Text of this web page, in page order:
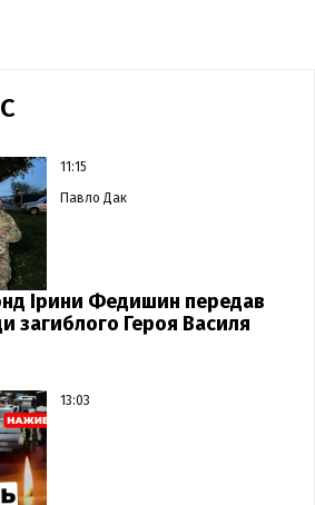
11:15
Павло Дак
Ірини Федишин передав
загиблого Героя Василя
13:03